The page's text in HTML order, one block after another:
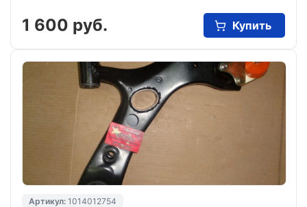
1 600 руб. Купить
Артикул: 1014012754